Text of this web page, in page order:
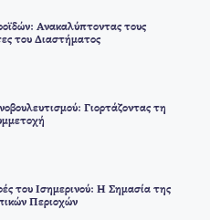
Ανακαλύπτοντας τους
του Διαστήματος
Γιορτάζοντας τη
του Ισημερινού: Η Σημασία της
Περιοχών